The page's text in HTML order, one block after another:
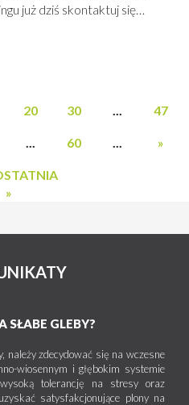
już dziś skontaktuj się
bezpieczeństwa. Przed
20 30 ... 47
... 60 ... »
»
SŁABE GLEBY?
należy zdecydować się na wczesne
wiosennym i głębokim systemie
tolerancję na stresy oraz
satysfakcjonujące plony na